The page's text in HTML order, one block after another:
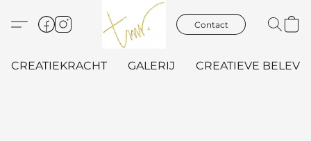
Contact
CREATIEKRACHT GALERIJ CREATIEVE